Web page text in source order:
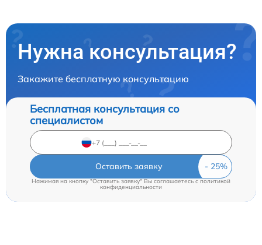
Нужна консультация?
Закажите бесплатную консультацию
Бесплатная консультация со
специалистом
Оставить заявку
Нажимая на кнопку "Оставить заявку" Вы соглашаетесь cполитикой
конфиденциальности